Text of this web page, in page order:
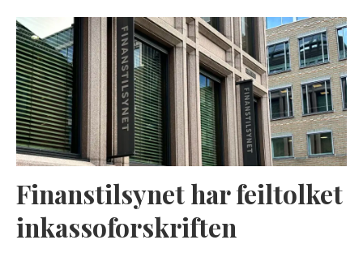
Finanstilsynet har feiltolket
inkassoforskriften